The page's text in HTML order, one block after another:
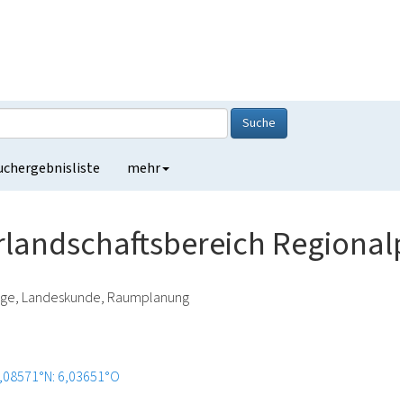
Suche
mehr
Landeskunde, Raumplanung
6,03651°O